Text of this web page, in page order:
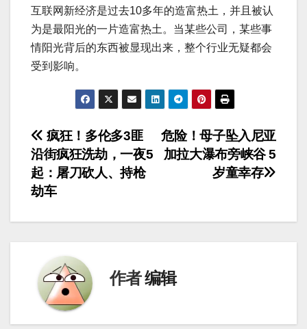
互联网新经济是过去10多年的造富热土，并且被认
为是最阳光的一片造富热土。当某些公司，某些事
情阳光背后的东西被显现出来，整个行业无疑都会
受到影响。
文
章
导
航
危险！母子坠入尼亚
加拉大瀑布旁峡谷 5
岁童幸存
疯狂！多伦多3匪
沿街疯狂洗劫，一夜5
起：屠刀砍人、持枪
劫车
作者编辑